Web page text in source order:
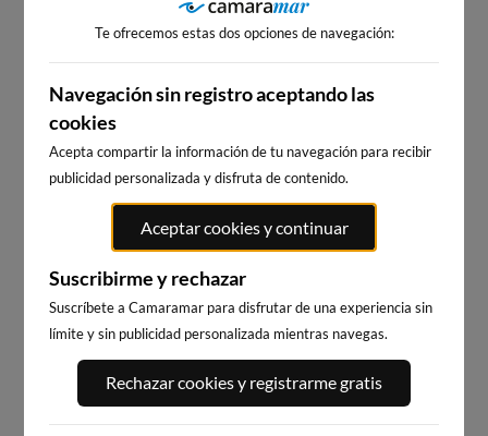
PREVISIÓN METEOROLOGÍA
WEBCAM CALA PADERA,
SANTA ANA
WEBCAMS CERCANAS
PORT ANDRATX
167km · Andratx
PLAYA EL MASNOU
0.0 m CHOPI
Te ofrecemos estas dos opciones de navegación:
Navegación sin registro aceptando las
cookies
Acepta compartir la información de tu navegación para recibir
publicidad personalizada y disfruta de contenido.
Aceptar cookies y continuar
Suscribirme y rechazar
Suscríbete a Camaramar para disfrutar de una experiencia sin
límite y sin publicidad personalizada mientras navegas.
Rechazar cookies y registrarme gratis